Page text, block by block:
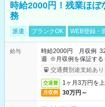
時給2000円！残業ほ
務
派遣 ブランクOK WEB登録・
給与
時給2000円 月収例
週 ※月収例を保証する
ービス利用可（利用条
交通費別途支給あり
交通費 1ヶ月3万円を
月収例 30万円～